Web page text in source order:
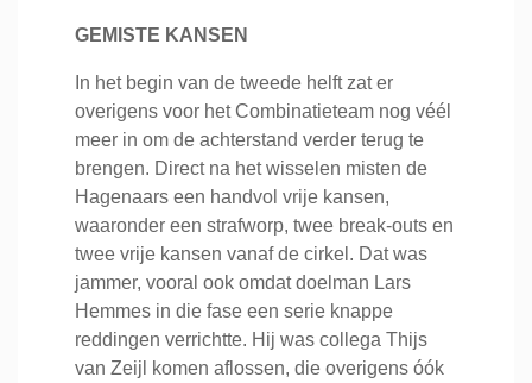
GEMISTE KANSEN
In het begin van de tweede helft zat er
overigens voor het Combinatieteam nog véél
meer in om de achterstand verder terug te
brengen. Direct na het wisselen misten de
Hagenaars een handvol vrije kansen,
waaronder een strafworp, twee break-outs en
twee vrije kansen vanaf de cirkel. Dat was
jammer, vooral ook omdat doelman Lars
Hemmes in die fase een serie knappe
reddingen verrichtte. Hij was collega Thijs
van Zeijl komen aflossen, die overigens óók